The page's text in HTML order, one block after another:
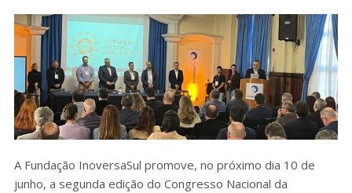
A Fundação InoversaSul promove, no próximo dia 10 de
junho, a segunda edição do Congresso Nacional da